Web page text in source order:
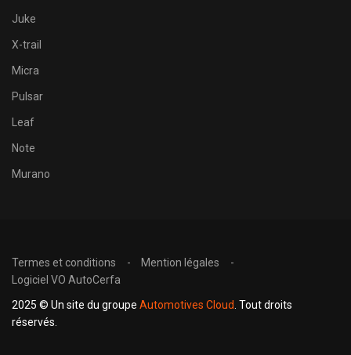
Juke
X-trail
Micra
Pulsar
Leaf
Note
Murano
Termes et conditions
Mention légales
Logiciel VO AutoCerfa
2025 © Un site du groupe Automotives Cloud . Tout droits
réservés.